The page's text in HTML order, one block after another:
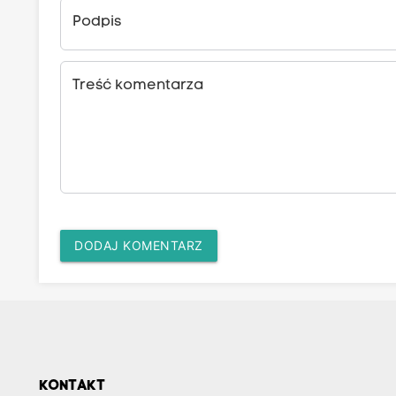
Podpis
Treść komentarza
DODAJ KOMENTARZ
KONTAKT